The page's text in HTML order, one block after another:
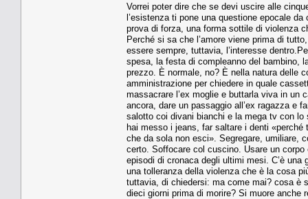
Vorrei poter dire che se devi uscire alle
l’esistenza ti pone una questione epocale
prova di forza, una forma sottile di violenza
Perché si sa che l’amore viene prima di
essere sempre, tuttavia, l’interesse
spesa, la festa di compleanno del bambino,
prezzo. È normale, no? È nella natura delle
amministrazione per chiedere in quale
massacrare l’ex moglie e buttarla viva in un
ancora, dare un passaggio all’ex ragazza e
salotto coi divani bianchi e la mega tv con
hai messo i jeans, far saltare i denti
che da sola non esci». Segregare, umiliare,
certo. Soffocare col cuscino. Usare un
episodi di cronaca degli ultimi mesi. C’è una
una tolleranza della violenza che è la cosa
tuttavia, di chiedersi: ma come mai? cosa è
dieci giorni prima di morire? Si muore